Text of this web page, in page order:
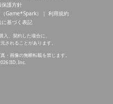
護方針
Game*Spark）
利用規約
基づく表記
、契約した場合に、
されることがあります。
・画像の無断転載を禁じます。
IID, Inc.